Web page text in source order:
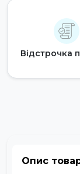
Відстрочка
Опис